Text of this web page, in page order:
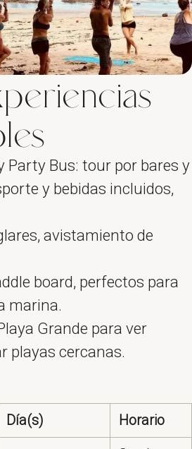
Party Bus: tour por bares y
y bebidas incluidos,
avistamiento de
board, perfectos para
marina.
Grande para ver
playas cercanas.
Día(s) Horario